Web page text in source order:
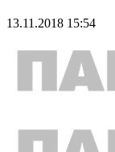
13.11.2018 15:54